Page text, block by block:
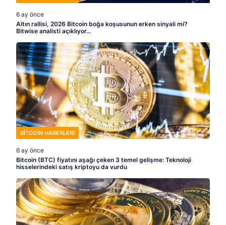
6 ay önce
Altın rallisi, 2026 Bitcoin boğa koşusunun erken sinyali mi?
Bitwise analisti açıklıyor…
BITCOIN HABERLERI
6 ay önce
Bitcoin (BTC) fiyatını aşağı çeken 3 temel gelişme: Teknoloji
hisselerindeki satış kriptoyu da vurdu